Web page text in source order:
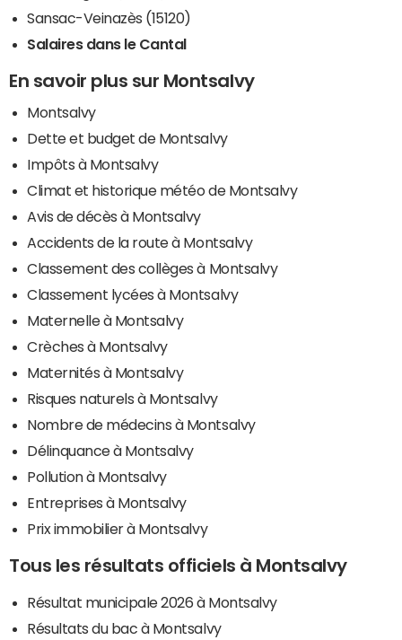
Sansac-Veinazès (15120)
Salaires dans le Cantal
En savoir plus sur Montsalvy
Montsalvy
Dette et budget de Montsalvy
Impôts à Montsalvy
Climat et historique météo de Montsalvy
Avis de décès à Montsalvy
Accidents de la route à Montsalvy
Classement des collèges à Montsalvy
Classement lycées à Montsalvy
Maternelle à Montsalvy
Crèches à Montsalvy
Maternités à Montsalvy
Risques naturels à Montsalvy
Nombre de médecins à Montsalvy
Délinquance à Montsalvy
Pollution à Montsalvy
Entreprises à Montsalvy
Prix immobilier à Montsalvy
Tous les résultats officiels à Montsalvy
Résultat municipale 2026 à Montsalvy
Résultats du bac à Montsalvy